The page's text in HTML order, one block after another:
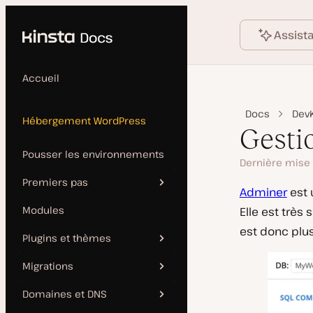
Accueil
Hébergement WordPress
Pousser les environnements
Premiers pas
Liste de contrôle pour la
production
Installation manuelle
Modules
Plugins et thèmes
Mises à jour automatiques
Migrations
Domaines et DNS
Docs
Dernière
Adminerest
Elle est très
est donc
Language